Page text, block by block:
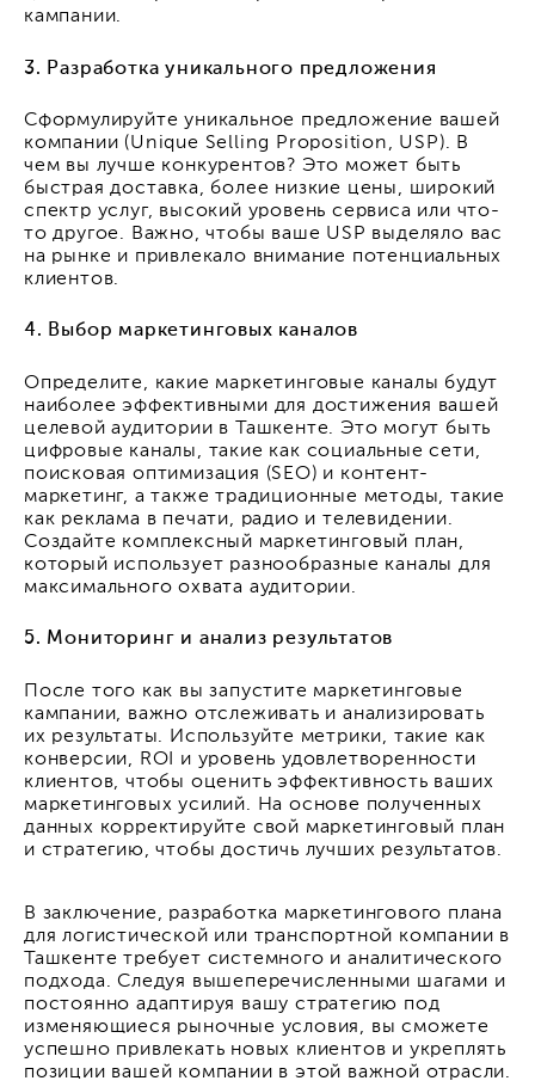
кампании.
3. Разработка уникального предложения
Сформулируйте уникальное предложение вашей
компании (Unique Selling Proposition, USP). В
чем вы лучше конкурентов? Это может быть
быстрая доставка, более низкие цены, широкий
спектр услуг, высокий уровень сервиса или что-
то другое. Важно, чтобы ваше USP выделяло вас
на рынке и привлекало внимание потенциальных
клиентов.
4. Выбор маркетинговых каналов
Определите, какие маркетинговые каналы будут
наиболее эффективными для достижения вашей
целевой аудитории в Ташкенте. Это могут быть
цифровые каналы, такие как социальные сети,
поисковая оптимизация (SEO) и контент-
маркетинг, а также традиционные методы, такие
как реклама в печати, радио и телевидении.
Создайте комплексный маркетинговый план,
который использует разнообразные каналы для
максимального охвата аудитории.
5. Мониторинг и анализ результатов
После того как вы запустите маркетинговые
кампании, важно отслеживать и анализировать
их результаты. Используйте метрики, такие как
конверсии, ROI и уровень удовлетворенности
клиентов, чтобы оценить эффективность ваших
маркетинговых усилий. На основе полученных
данных корректируйте свой маркетинговый план
и стратегию, чтобы достичь лучших результатов.
В заключение, разработка маркетингового плана
для логистической или транспортной компании в
Ташкенте требует системного и аналитического
подхода. Следуя вышеперечисленными шагами и
постоянно адаптируя вашу стратегию под
изменяющиеся рыночные условия, вы сможете
успешно привлекать новых клиентов и укреплять
позиции вашей компании в этой важной отрасли.